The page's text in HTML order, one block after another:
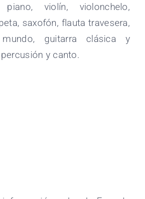
piano, violín, violonchelo,
saxofón, flauta travesera,
guitarra clásica y
y canto.